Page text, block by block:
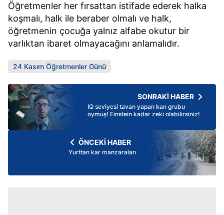
Öğretmenler her fırsattan istifade ederek halka
koşmalı, halk ile beraber olmalı ve halk,
öğretmenin çocuğa yalnız alfabe okutur bir
varlıktan ibaret olmayacağını anlamalıdır.
24 Kasım Öğretmenler Günü
SONRAKİ HABER
IQ seviyesi tavan yapan kan grubu
oymuş! Einstein kadar zeki olabilirsiniz!
ÖNCEKİ HABER
Yurttan kar manzaraları